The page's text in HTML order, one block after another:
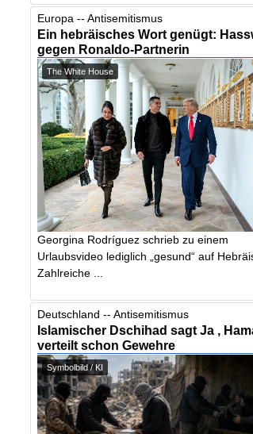
Europa -- Antisemitismus
Ein hebräisches Wort genügt:
gegen Ronaldo-Partnerin
The White House
Georgina Rodríguez schrieb zu einem
Urlaubsvideo lediglich „gesund“ auf
Zahlreiche ...
Deutschland -- Antisemitismus
Islamischer Dschihad sagt Ja ,
verteilt schon Gewehre
Symbolbild / KI